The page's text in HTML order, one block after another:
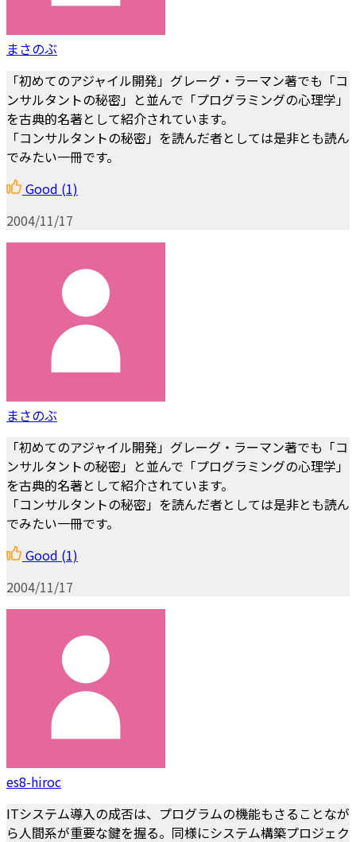
まさのぶ
「初めてのアジャイル開発」グレーグ・ラーマン著でも「コ
ンサルタントの秘密」と並んで「プログラミングの心理学」
を古典的名著として紹介されています。
「コンサルタントの秘密」を読んだ者としては是非とも読ん
でみたい一冊です。
Good (1)
2004/11/17
まさのぶ
「初めてのアジャイル開発」グレーグ・ラーマン著でも「コ
ンサルタントの秘密」と並んで「プログラミングの心理学」
を古典的名著として紹介されています。
「コンサルタントの秘密」を読んだ者としては是非とも読ん
でみたい一冊です。
Good (1)
2004/11/17
es8-hiroc
ITシステム導入の成否は、プログラムの機能もさることなが
ら人間系が重要な鍵を握る。同様にシステム構築プロジェク